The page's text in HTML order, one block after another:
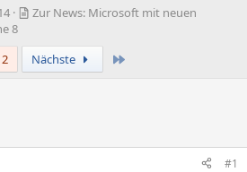
Zur News: Microsoft mit neuen
8
Nächste
#1